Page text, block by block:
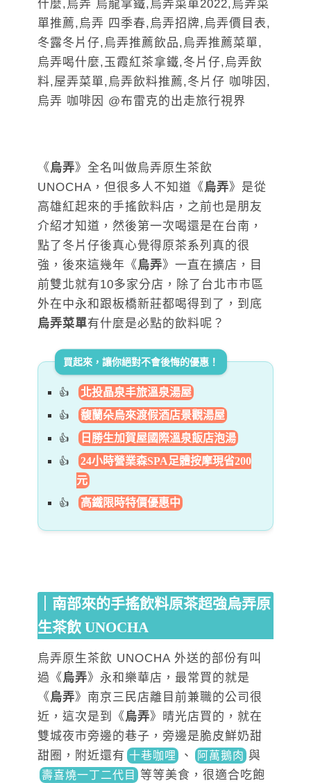
《烏弄》全名叫做烏弄原生茶飲
UNOCHA，但很多人不知道《烏弄》是從
高雄紅起來的手搖飲料店，之前也是朋友
介紹才知道，然後第一次喝還是在台南，
點了冬片仔後真心覺得原茶系列真的很
強，後來這幾年《烏弄》一直在擴店，目
前雙北就有10多家分店，除了台北市市區
外在中永和跟板橋新莊都喝得到了，到底
烏弄菜單有什麼是必點的飲料呢？
買起來，讓你絕對不會後悔的優惠！
北投晶泉丰旅溫泉湯屋
馥蘭朵烏來渡假酒店景觀湯屋
日勝生加賀屋國際溫泉飯店泡湯
24小時營業森SPA足體按摩現省200
元
高鐵限時特價優惠中
｜南部來的手搖飲料原茶超強烏弄原
生茶飲 UNOCHA
烏弄原生茶飲 UNOCHA 外送的部份有叫
過《烏弄》永和樂華店，最常買的就是
《烏弄》南京三民店離目前兼職的公司很
近，這次是到《烏弄》晴光店買的，就在
雙城夜市旁邊的巷子，旁邊是脆皮鮮奶甜
甜圈，附近還有 十巷咖哩 、 阿萬鵝肉 與
壽喜燒一丁二代目 等等美食，很適合吃飽